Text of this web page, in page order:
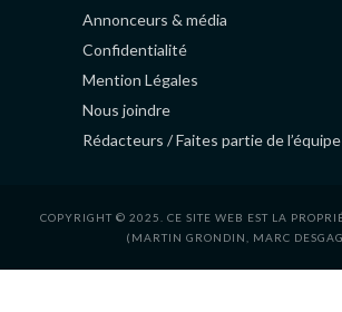
Annonceurs & média
Confidentialité
Mention Légales
Nous joindre
Rédacteurs / Faites partie de l’équipe
COPYRIGHT © 2025. CE SITE WEB EST LA
(MARTIN GRONDIN, MARC